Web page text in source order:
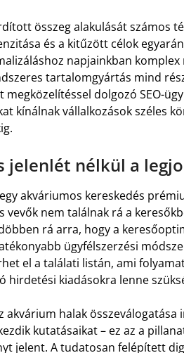
összeg alakulását számos
és a kitűzött célok
napjainkban
tartalomgyártás mind
megközelítéssel dolgozó SEO-
kínálnak vállalkozások széles
jelenlét nélkül a
akváriumos kereskedés
vevők nem találnak rá a
rá arra, hogy a
ügyfélszerzési
el a találati listán, ami
hirdetési kiadásokra lenne
akvárium halak
kutatásaikat – ez az a
jelent. A tudatosan felépített